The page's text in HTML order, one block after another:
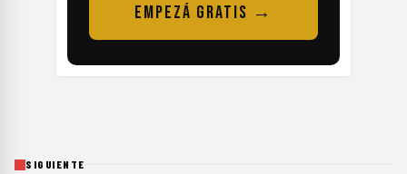
EMPEZÁ GRATIS →
SIGUIENTE